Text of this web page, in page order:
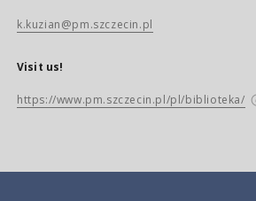
k.kuzian@pm.szczecin.pl
Visit us!
https://www.pm.szczecin.pl/pl/biblioteka/